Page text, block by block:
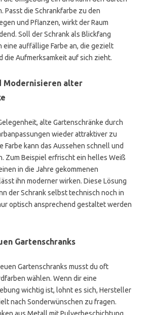
Passt die Schrankfarbe zu den
und Pflanzen, wirkt der Raum
Soll der Schrank als Blickfang
eine auffällige Farbe an, die gezielt
die Aufmerksamkeit auf sich zieht.
Modernisieren alter
alte Gartenschränke durch
wieder attraktiver zu
Farbe kann das Aussehen schnell und
Zum Beispiel erfrischt ein helles Weiß
in die Jahre gekommenen
ihn moderner wirken. Diese Lösung
der Schrank selbst technisch noch in
optisch ansprechend gestaltet werden
Gartenschranks
Gartenschranks musst du oft
wählen. Wenn dir eine
wichtig ist, lohnt es sich, Hersteller
nach Sonderwünschen zu fragen.